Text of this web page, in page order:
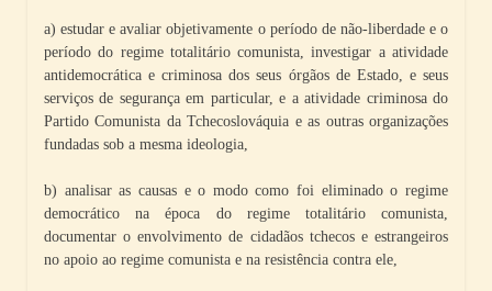
a) estudar e avaliar objetivamente o período de não-liberdade e o
período do regime totalitário comunista, investigar a atividade
antidemocrática e criminosa dos seus órgãos de Estado, e seus
serviços de segurança em particular, e a atividade criminosa do
Partido Comunista da Tchecoslováquia e as outras organizações
fundadas sob a mesma ideologia,
b) analisar as causas e o modo como foi eliminado o regime
democrático na época do regime totalitário comunista,
documentar o envolvimento de cidadãos tchecos e estrangeiros
no apoio ao regime comunista e na resistência contra ele,